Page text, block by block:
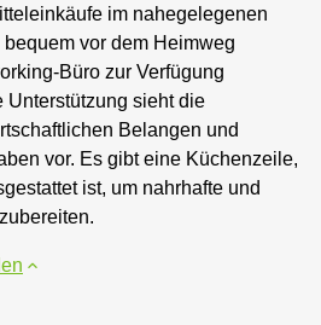
im nahegelegenen
vor dem Heimweg
Büro zur Verfügung
Unterstützung sieht die
Belangen und
vor. Es gibt eine Küchenzeile,
ist, um nahrhafte und